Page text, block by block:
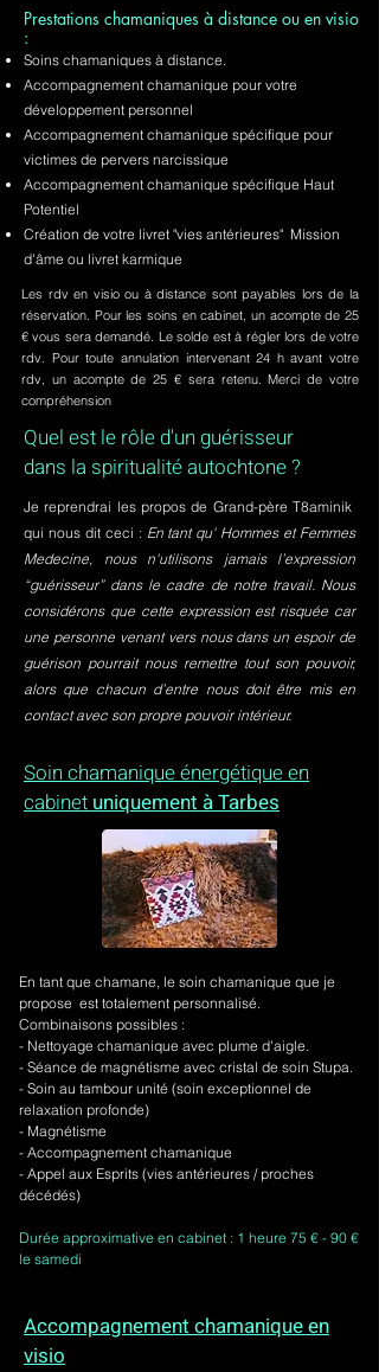
Prestations chamaniques à distance ou en visio
:
Soins chamaniques à distance.
Accompagnement chamanique pour votre
développement personnel
Accompagnement chamanique spécifique pour
victimes de pervers narcissique
Accompagnement chamanique spécifique Haut
Potentiel
Création de votre livret "vies antérieures" Mission
d'âme ou livret karmique
Les rdv en visio ou à distance sont payables lors de la
réservation. Pour les soins en cabinet, un acompte de 25
€ vous sera demandé. Le solde est à régler lors de votre
rdv. Pour toute annulation intervenant 24 h avant votre
rdv, un acompte de 25 € sera retenu. Merci de votre
compréhension
Quel est le rôle d'un guérisseur
dans la spiritualité autochtone ?
Je reprendrai les propos de Grand-père T8aminik
qui nous dit ceci : En tant qu' Hommes et Femmes
Medecine, nous n'utilisons jamais l’expression
“guérisseur” dans le cadre de notre travail. Nous
considérons que cette expression est risquée car
une personne venant vers nous dans un espoir de
guérison pourrait nous remettre tout son pouvoir,
alors que chacun d’entre nous doit être mis en
contact avec son propre pouvoir intérieur.
Soin chamanique énergétique en
cabinet uniquement à Tarbes
En tant que chamane, le soin chamanique que je
propose est totalement personnalisé.
Combinaisons possibles :
- Nettoyage chamanique avec plume d'aigle.
- Séance de magnétisme avec cristal de soin Stupa.
- Soin au tambour unité (soin exceptionnel de
relaxation profonde)
- Magnétisme
- Accompagnement chamanique
- Appel aux Esprits (vies antérieures / proches
décédés)
Durée approximative en cabinet : 1 heure 75 € - 90 €
le samedi
Accompagnement chamanique en
visio